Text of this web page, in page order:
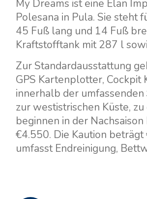
My Dreams ist eine Elan
Polesana in Pula. Sie steht
45 Fuß lang und 14 Fuß
Kraftstofftank mit 287 l
Zur Standardausstattung
GPS Kartenplotter, Cockpit
innerhalb der umfassenden
zur westistrischen Küste,
beginnen in der
€4.550. Die Kaution
umfasst Endreinigung,